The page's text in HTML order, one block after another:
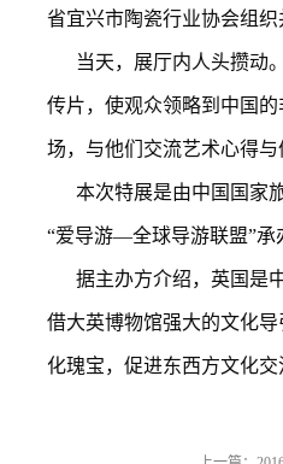
省宜兴市陶瓷行业协会组织
当天，展厅内人头攒动
传片，使观众领略到中国
场，与他们交流艺术心得与
本次特展是由中国国家
“爱导游—全球导游联盟”承
据主办方介绍，英国是
借大英博物馆强大的文化
化瑰宝，促进东西方文化交